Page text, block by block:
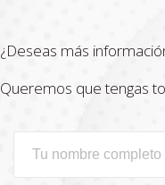
¿Deseas más
Queremos que tengas